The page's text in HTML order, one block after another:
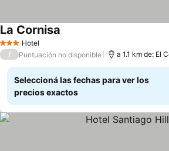
3 Estrellas
Hotel
La Cornisa
/ Puntuación no disponible a 1.1 km de: El
Seleccioná las fechas para ver los
precios exactos